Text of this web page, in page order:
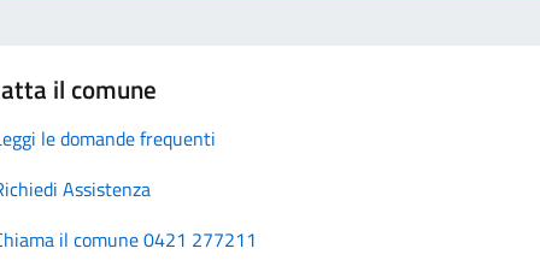
il comune
le domande frequenti
Assistenza
il comune 0421 277211